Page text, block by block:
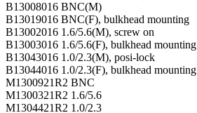
B13008016 BNC(M)
B13019016 BNC(F), bulkhead mounting
B13002016 1.6/5.6(M), screw on
B13003016 1.6/5.6(F), bulkhead mounting
B13043016 1.0/2.3(M), posi-lock
B13044016 1.0/2.3(F), bulkhead mounting
M1300921R2 BNC
M1300321R2 1.6/5.6
M1304421R2 1.0/2.3